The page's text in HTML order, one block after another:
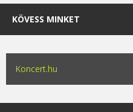
KÖVESS MINKET
Koncert.hu